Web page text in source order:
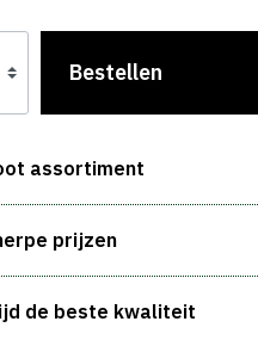
Bestellen
assortiment
prijzen
de beste kwaliteit